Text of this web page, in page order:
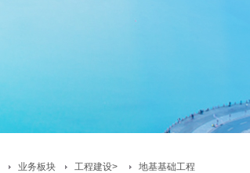
业务板块 工程建设> 地基基础工程